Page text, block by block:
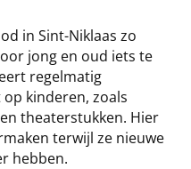
in Sint-Niklaas zo
jong en oud iets te
regelmatig
kinderen, zoals
theaterstukken. Hier
terwijl ze nieuwe
hebben.